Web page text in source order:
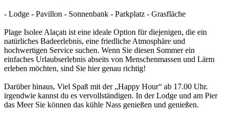
- Lodge - Pavillon - Sonnenbank - Parkplatz - Grasfläche
Plage Isolee Alaçatı ist eine ideale Option für diejenigen, die ein
natürliches Badeerlebnis, eine friedliche Atmosphäre und
hochwertigen Service suchen. Wenn Sie diesen Sommer ein
einfaches Urlaubserlebnis abseits von Menschenmassen und Lärm
erleben möchten, sind Sie hier genau richtig!
Darüber hinaus, Viel Spaß mit der „Happy Hour“ ab 17.00 Uhr.
irgendwie kannst du es vervollständigen. In der Lodge und am Pier
das Meer Sie können das kühle Nass genießen und genießen.